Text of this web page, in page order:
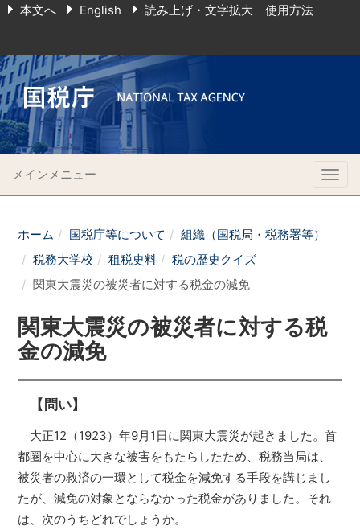
本文へ English 読み上げ・文字拡大 使用方法
メインメニュー
ホーム 国税庁等について
組織（国税局・税務署等）
税務大学校
租税史料
税の歴史クイズ
関東大震災の被災者に対する税金の減免
関東大震災の被災者に対する税
金の減免
【問い】
大正12（1923）年9月1日に関東大震災が起きました。首
都圏を中心に大きな被害をもたらしたため、税務当局は、
被災者の救済の一環として税金を減免する手段を講じまし
たが、減免の対象とならなかった税金がありました。それ
は、次のうちどれでしょうか。